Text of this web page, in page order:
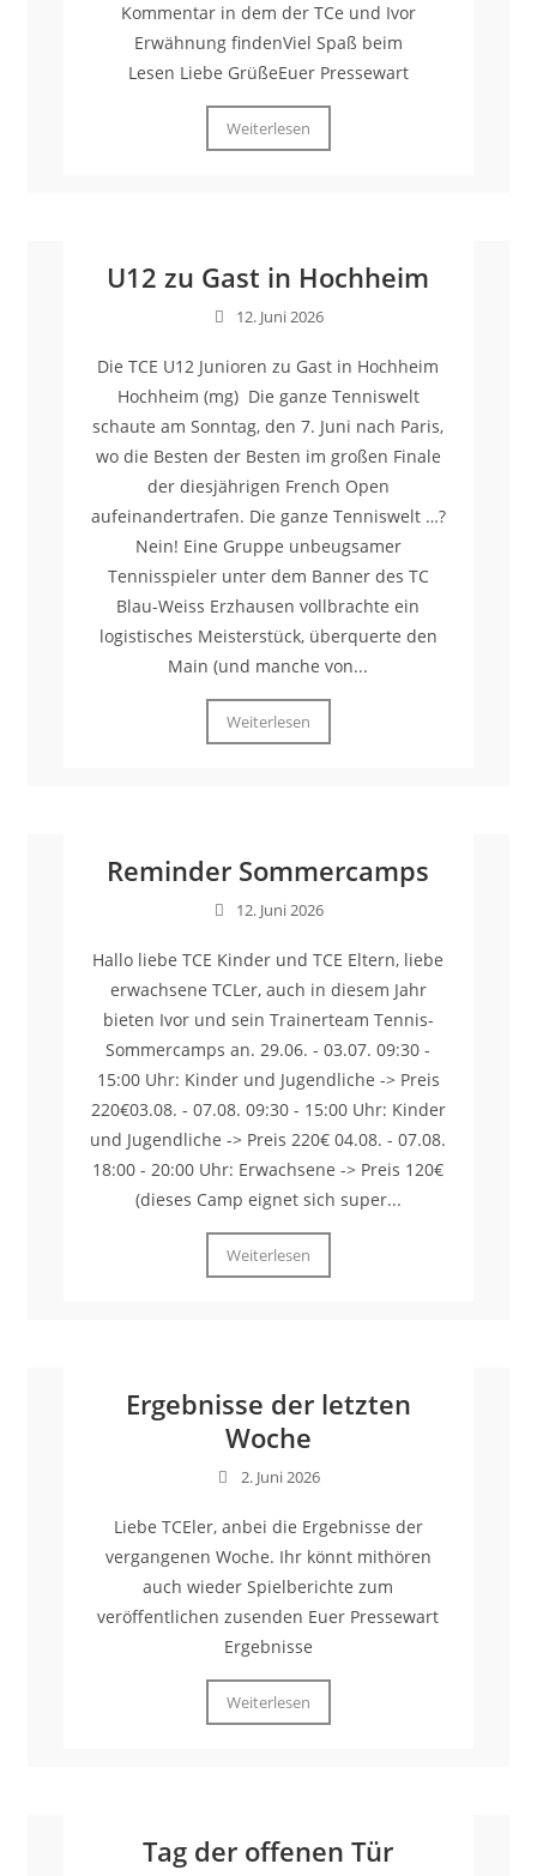
Kommentar in dem der TCe und Ivor
Erwähnung findenViel Spaß beim
Lesen Liebe GrüßeEuer Pressewart
Weiterlesen
U12 zu Gast in Hochheim
12. Juni 2026
Die TCE U12 Junioren zu Gast in Hochheim
Hochheim (mg) Die ganze Tenniswelt
schaute am Sonntag, den 7. Juni nach Paris,
wo die Besten der Besten im großen Finale
der diesjährigen French Open
aufeinandertrafen. Die ganze Tenniswelt …?
Nein! Eine Gruppe unbeugsamer
Tennisspieler unter dem Banner des TC
Blau-Weiss Erzhausen vollbrachte ein
logistisches Meisterstück, überquerte den
Main (und manche von...
Weiterlesen
Reminder Sommercamps
12. Juni 2026
Hallo liebe TCE Kinder und TCE Eltern, liebe
erwachsene TCLer, auch in diesem Jahr
bieten Ivor und sein Trainerteam Tennis-
Sommercamps an. 29.06. - 03.07. 09:30 -
15:00 Uhr: Kinder und Jugendliche -> Preis
220€03.08. - 07.08. 09:30 - 15:00 Uhr: Kinder
und Jugendliche -> Preis 220€ 04.08. - 07.08.
18:00 - 20:00 Uhr: Erwachsene -> Preis 120€
(dieses Camp eignet sich super...
Weiterlesen
Ergebnisse der letzten
Woche
2. Juni 2026
Liebe TCEler, anbei die Ergebnisse der
vergangenen Woche. Ihr könnt mithören
auch wieder Spielberichte zum
veröffentlichen zusenden Euer Pressewart
Ergebnisse
Weiterlesen
Tag der offenen Tür